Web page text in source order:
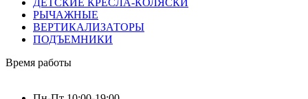
РЫЧАЖНЫЕ
ВЕРТИКАЛИЗАТОРЫ
ПОДЪЕМНИКИ
Время работы